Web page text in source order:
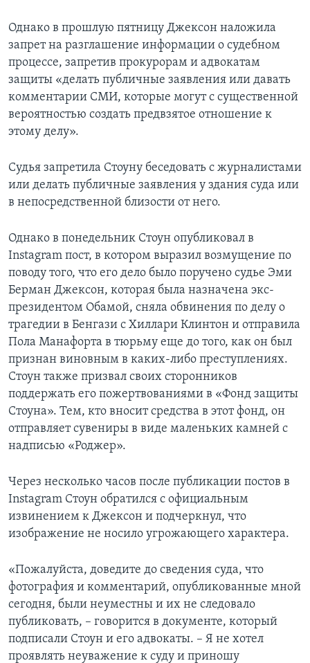
Однако в прошлую пятницу Джексон наложила
запрет на разглашение информации о судебном
процессе, запретив прокурорам и адвокатам
защиты «делать публичные заявления или давать
комментарии СМИ, которые могут с существенной
вероятностью создать предвзятое отношение к
этому делу».
Судья запретила Стоуну беседовать с журналистами
или делать публичные заявления у здания суда или
в непосредственной близости от него.
Однако в понедельник Стоун опубликовал в
Instagram пост, в котором выразил возмущение по
поводу того, что его дело было поручено судье Эми
Берман Джексон, которая была назначена экс-
президентом Обамой, сняла обвинения по делу о
трагедии в Бенгази с Хиллари Клинтон и отправила
Пола Манафорта в тюрьму еще до того, как он был
признан виновным в каких-либо преступлениях.
Стоун также призвал своих сторонников
поддержать его пожертвованиями в «Фонд защиты
Стоуна». Тем, кто вносит средства в этот фонд, он
отправляет сувениры в виде маленьких камней с
надписью «Роджер».
Через несколько часов после публикации постов в
Instagram Стоун обратился с официальным
извинением к Джексон и подчеркнул, что
изображение не носило угрожающего характера.
«Пожалуйста, доведите до сведения суда, что
фотография и комментарий, опубликованные мной
сегодня, были неуместны и их не следовало
публиковать, – говорится в документе, который
подписали Стоун и его адвокаты. – Я не хотел
проявлять неуважение к суду и приношу